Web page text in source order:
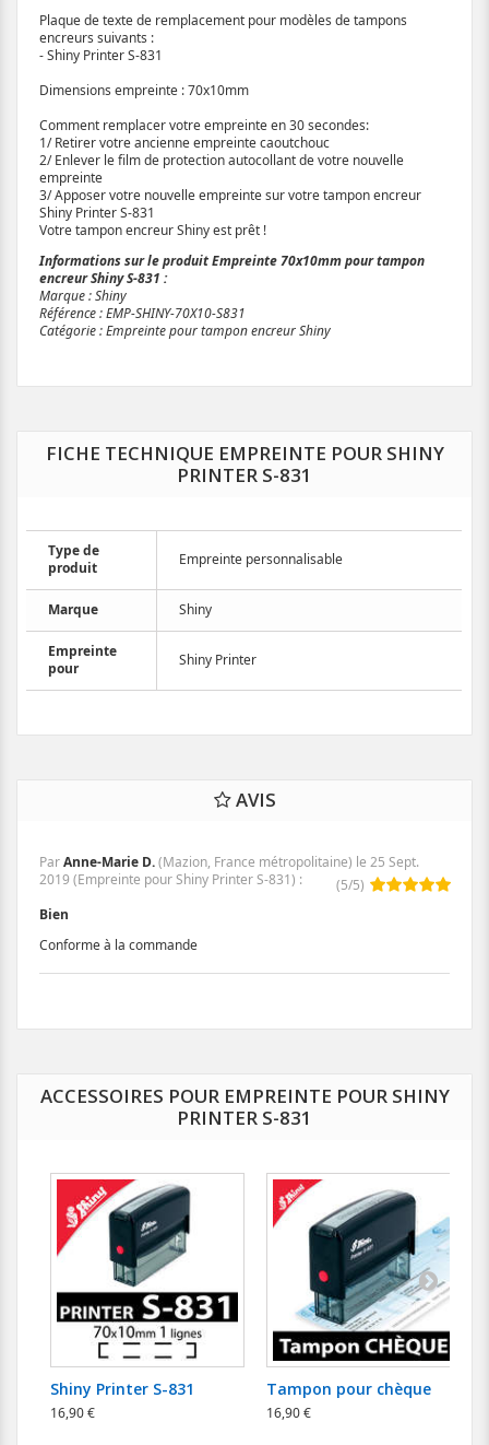
Plaque de texte de remplacement pour modèles de tampons
encreurs suivants :
- Shiny Printer S-831
Dimensions empreinte : 70x10mm
Comment remplacer votre empreinte en 30 secondes:
1/ Retirer votre ancienne empreinte caoutchouc
2/ Enlever le film de protection autocollant de votre nouvelle
empreinte
3/ Apposer votre nouvelle empreinte sur votre tampon encreur
Shiny Printer S-831
Votre tampon encreur Shiny est prêt !
Informations sur le produit Empreinte 70x10mm pour tampon
encreur Shiny S-831 :
Marque : Shiny
Référence : EMP-SHINY-70X10-S831
Catégorie : Empreinte pour tampon encreur Shiny
FICHE TECHNIQUE EMPREINTE POUR SHINY
PRINTER S-831
Type de
produit
Empreinte personnalisable
Marque Shiny
Empreinte
pour
Shiny Printer
AVIS
ParAnne-Marie D.(Mazion, France métropolitaine) le 25 Sept.
2019 (Empreinte pour Shiny Printer S-831) : (5/5)
Bien
Conforme à la commande
ACCESSOIRES POUR EMPREINTE POUR SHINY
PRINTER S-831
Shiny Printer S-831
16,90 €
Tampon pour chèque
16,90 €